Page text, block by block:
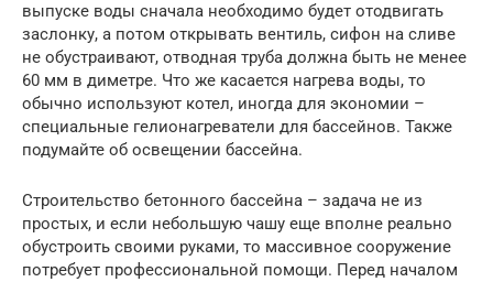
выпуске воды сначала необходимо будет отодвигать
заслонку, а потом открывать вентиль, сифон на сливе
не обустраивают, отводная труба должна быть не менее
60 мм в диметре. Что же касается нагрева воды, то
обычно используют котел, иногда для экономии –
специальные гелионагреватели для бассейнов. Также
подумайте об освещении бассейна.
Строительство бетонного бассейна – задача не из
простых, и если небольшую чашу еще вполне реально
обустроить своими руками, то массивное сооружение
потребует профессиональной помощи. Перед началом